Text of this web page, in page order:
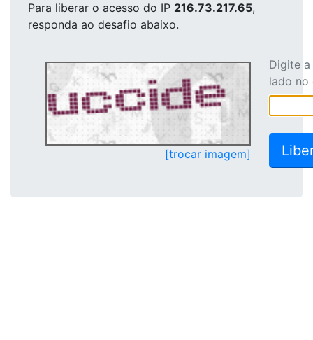
Para liberar o acesso do IP 216.73.217.65,
responda ao desafio abaixo.
[trocar imagem]
Digite
lado no